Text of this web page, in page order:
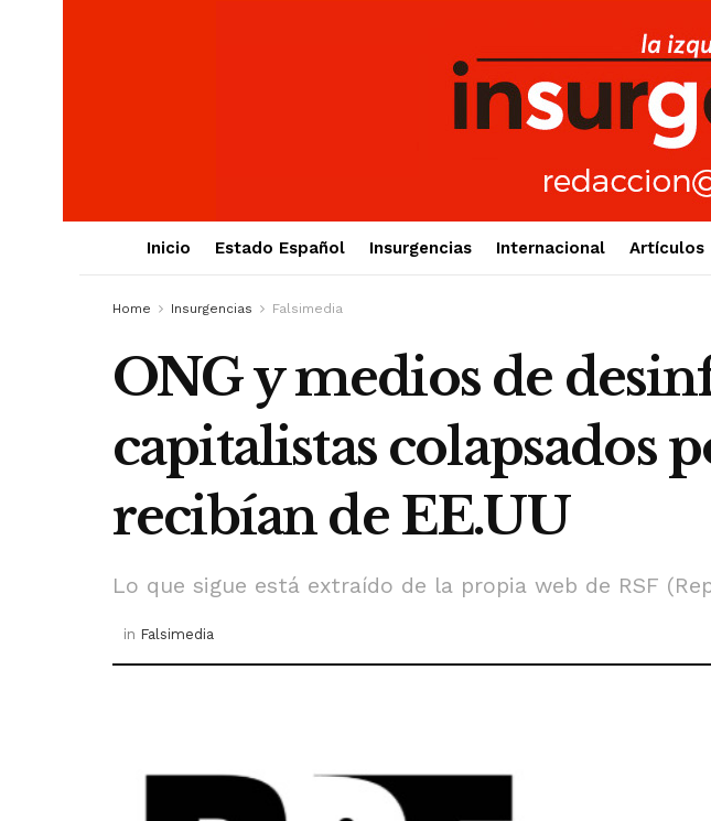
Inicio Estado Español Insurgencias Internacional Artículos
Home Insurgencias Falsimedia
ONG y medios de
capitalistas colapsados
recibían de EE.UU
Lo que sigue está extraído de la propia web de RSF
in Falsimedia